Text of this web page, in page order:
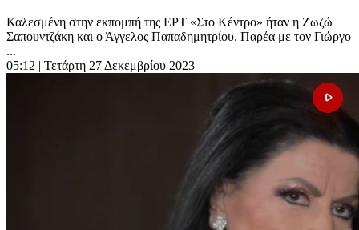
Καλεσμένη στην εκπομπή της ΕΡΤ «Στο Κέντρο» ήταν η Ζωζώ
Σαπουντζάκη και ο Άγγελος Παπαδημητρίου. Παρέα με τον Γιώργο
...
05:12 | Τετάρτη 27 Δεκεμβρίου 2023